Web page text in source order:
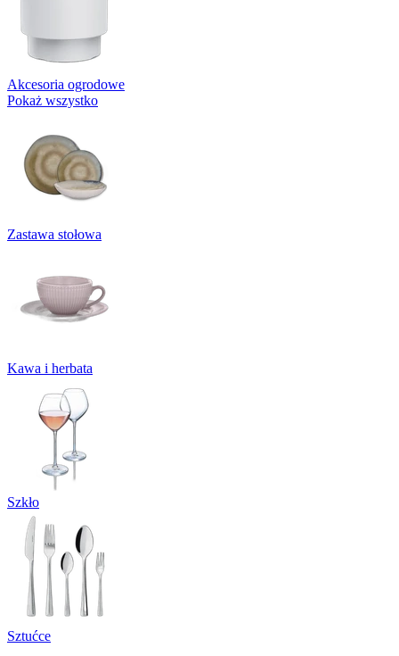
Akcesoria ogrodowe
Pokaż wszystko
Zastawa stołowa
Kawa i herbata
Szkło
Sztućce